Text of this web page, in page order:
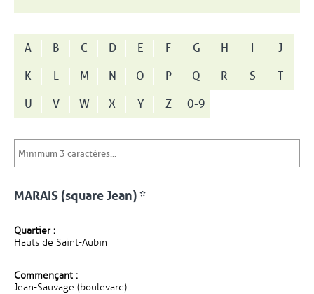
A B C D E F G H I
J
K
L M N O P Q R S
T
U
V W X Y Z 0-9
MARAIS (square Jean) *
Quartier :
Hauts de Saint-Aubin
Commençant :
Jean-Sauvage (boulevard)